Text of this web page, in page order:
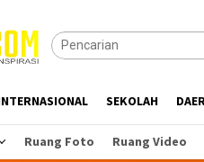
SEKOLAH
Ruang Foto Ruang Video